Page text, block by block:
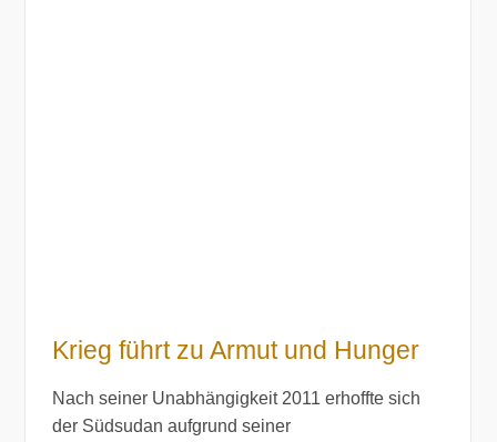
Krieg führt zu Armut und Hunger
Nach seiner Unabhängigkeit 2011 erhoffte sich
der Südsudan aufgrund seiner